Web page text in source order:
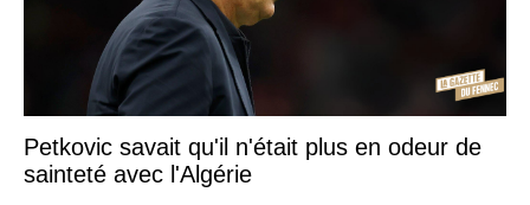
Petkovic savait qu'il n'était plus en odeur de
sainteté avec l'Algérie